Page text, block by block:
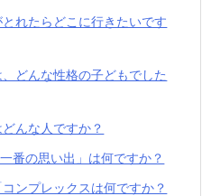
れたらどこに行きたいです
どんな性格の子どもでした
んな人ですか？
番の思い出」は何ですか？
ンプレックスは何ですか？